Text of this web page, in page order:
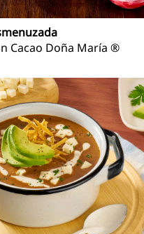
Cacao Doña María ®